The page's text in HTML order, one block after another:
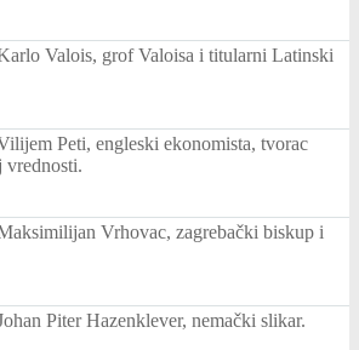
Valois, grof Valoisa i titularni Latinski
Peti, engleski ekonomista, tvorac
vrednosti.
Vrhovac, zagrebački biskup i
Piter Hazenklever, nemački slikar.